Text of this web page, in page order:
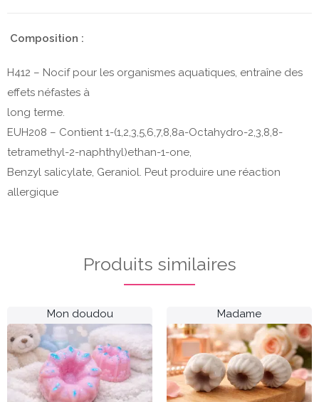
Composition :
H412 – Nocif pour les organismes aquatiques, entraîne des
effets néfastes à
long terme.
EUH208 – Contient 1-(1,2,3,5,6,7,8,8a-Octahydro-2,3,8,8-
tetramethyl-2-naphthyl)ethan-1-one,
Benzyl salicylate, Geraniol. Peut produire une réaction
allergique
Produits similaires
Mon doudou Madame